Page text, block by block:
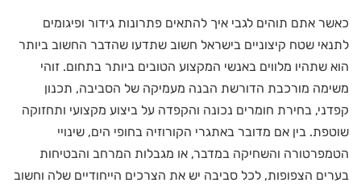
כאשר אתם תוהים לגבי איך להתאים פתרונות גידור ופיגומים
לתנאי שטח קיצוניים בישראל חשוב שתדעו שהדבר החשוב ביותר
הוא שתהיו מלווים באנשי המקצוע הטובים ביותר בתחום. זוהי
משימה מורכבת הדורשת הבנה מעמיקה של הסביבה, תכנון
קפדני, בחירת חומרים נכונה והקפדה על ביצוע מקצועי ותחזוקה
שוטפת. בין אם מדובר באתגרי הקורוזיה בחופי הים, שינויי
הטמפרטורה והשחיקה במדבר, או מגבלות המרחב והבטיחות
בערים הצפופות, לכל סביבה יש את הצרכים הייחודיים שלה וחשוב